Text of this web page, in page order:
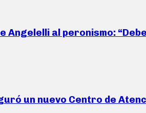
Angelelli al peronismo:
un nuevo Centro de